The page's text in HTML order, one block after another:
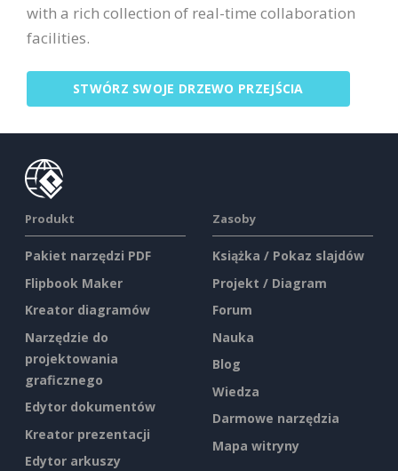
with a rich collection of real-time collaboration
facilities.
STWÓRZ SWOJE DRZEWO PRZEJŚCIA
Produkt
Pakiet narzędzi PDF
Flipbook Maker
Kreator diagramów
Narzędzie do
projektowania
graficznego
Edytor dokumentów
Kreator prezentacji
Edytor arkuszy
Zasoby
Książka / Pokaz slajdów
Projekt / Diagram
Forum
Nauka
Blog
Wiedza
Darmowe narzędzia
Mapa witryny